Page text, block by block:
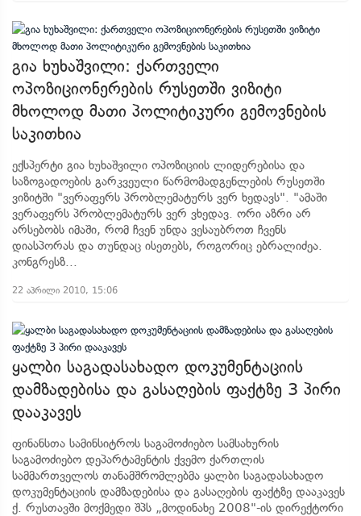
გია ხუხაშვილი: ქართველი
ოპოზიციონერების რუსეთში ვიზიტი
მხოლოდ მათი პოლიტიკური გემოვნების
საკითხია
ექსპერტი გია ხუხაშვილი ოპოზიციის ლიდერებისა და
საზოგადოების გარკვეული წარმომადგენლების რუსეთში
ვიზიტში "ვერაფერს პრობლემატურს ვერ ხედავს". "ამაში
ვერაფერს პრობლემატურს ვერ ვხედავ. ორი აზრი არ
არსებობს იმაში, რომ ჩვენ უნდა ვესაუბროთ ჩვენს
დიასპორას და თუნდაც ისეთებს, როგორიც ებრალიძეა.
კონგრესზ...
22 აპრილი 2010, 15:06
ყალბი საგადასახადო დოკუმენტაციის
დამზადებისა და გასაღების ფაქტზე 3 პირი
დააკავეს
ფინანსთა სამინსიტროს საგამოძიებო სამსახურის
საგამოძიებო დეპარტამენტის ქვემო ქართლის
სამმართველოს თანამშრომლებმა ყალბი საგადასახადო
დოკუმენტაციის დამზადებისა და გასაღების ფაქტზე დააკავეს
ქ. რუსთავში მოქმედი შპს „მოდინახე 2008"-ის დირექტორი